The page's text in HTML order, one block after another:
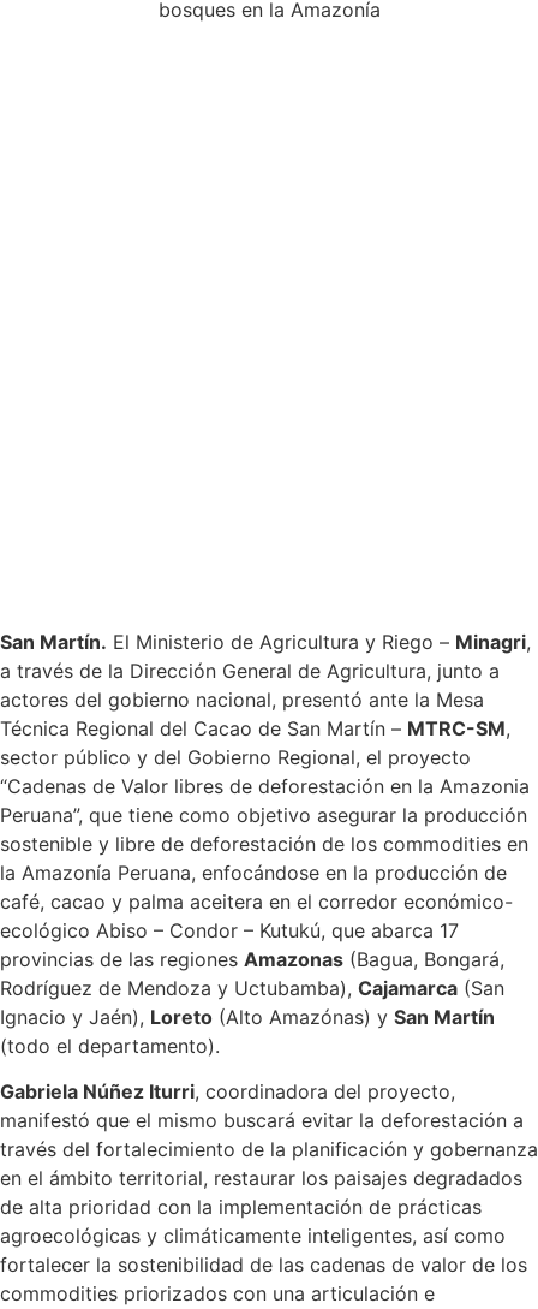
San Martín. El Ministerio de Agricultura y Riego – Minagri,
a través de la Dirección General de Agricultura, junto a
actores del gobierno nacional, presentó ante la Mesa
Técnica Regional del Cacao de San Martín – MTRC-SM,
sector público y del Gobierno Regional, el proyecto
“Cadenas de Valor libres de deforestación en la Amazonia
Peruana”, que tiene como objetivo asegurar la producción
sostenible y libre de deforestación de los commodities en
la Amazonía Peruana, enfocándose en la producción de
café, cacao y palma aceitera en el corredor económico-
ecológico Abiso – Condor – Kutukú, que abarca 17
provincias de las regiones Amazonas (Bagua, Bongará,
Rodríguez de Mendoza y Uctubamba), Cajamarca (San
Ignacio y Jaén), Loreto (Alto Amazónas) y San Martín
(todo el departamento).
Gabriela Núñez Iturri, coordinadora del proyecto,
manifestó que el mismo buscará evitar la deforestación a
través del fortalecimiento de la planificación y gobernanza
en el ámbito territorial, restaurar los paisajes degradados
de alta prioridad con la implementación de prácticas
agroecológicas y climáticamente inteligentes, así como
fortalecer la sostenibilidad de las cadenas de valor de los
commodities priorizados con una articulación e